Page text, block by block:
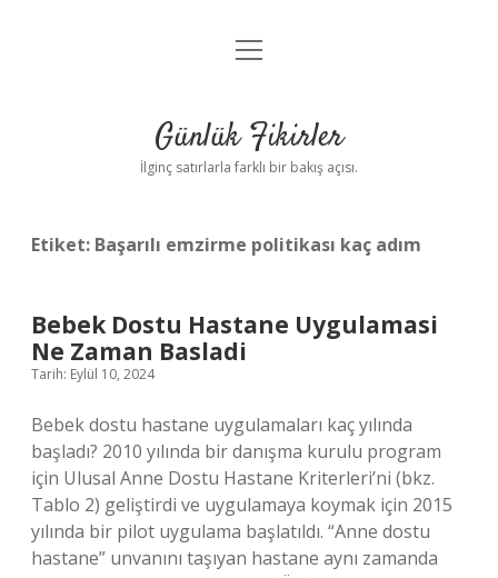
Anasayfa
Yasal Uyarı
menüyü
Günlük Fikirler
İlginç satırlarla farklı bir bakış açısı.
Etiket: Başarılı emzirme politikası kaç adım
Bebek Dostu Hastane Uygulamasi
Ne Zaman Basladi
Tarih: Eylül 10, 2024
Bebek dostu hastane uygulamaları kaç yılında
başladı? 2010 yılında bir danışma kurulu program
için Ulusal Anne Dostu Hastane Kriterleri’ni (bkz.
Tablo 2) geliştirdi ve uygulamaya koymak için 2015
yılında bir pilot uygulama başlatıldı. “Anne dostu
hastane” unvanını taşıyan hastane aynı zamanda